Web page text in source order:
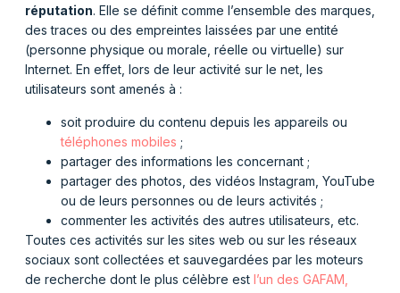
réputation. Elle se définit comme l’ensemble des marques,
des traces ou des empreintes laissées par une entité
(personne physique ou morale, réelle ou virtuelle) sur
Internet. En effet, lors de leur activité sur le net, les
utilisateurs sont amenés à :
soit produire du contenu depuis les appareils ou
téléphones mobiles ;
partager des informations les concernant ;
partager des photos, des vidéos Instagram, YouTube
ou de leurs personnes ou de leurs activités ;
commenter les activités des autres utilisateurs, etc.
Toutes ces activités sur les sites web ou sur les réseaux
sociaux sont collectées et sauvegardées par les moteurs
de recherche dont le plus célèbre est l’un des GAFAM,